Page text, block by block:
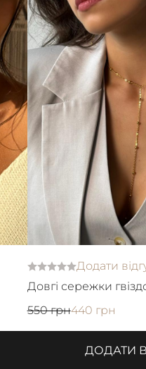
Додати
Довгі сережки
ювелірної сталі
550 грн440 грн
ДОДАТИ